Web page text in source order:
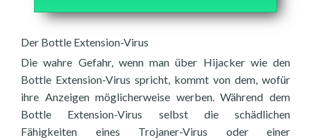
Der Bottle Extension-Virus
Die wahre Gefahr, wenn man über Hijacker wie den
Bottle Extension-Virus spricht, kommt von dem, wofür
ihre Anzeigen möglicherweise werben. Während dem
Bottle Extension-Virus selbst die schädlichen
Fähigkeiten eines Trojaner-Virus oder einer